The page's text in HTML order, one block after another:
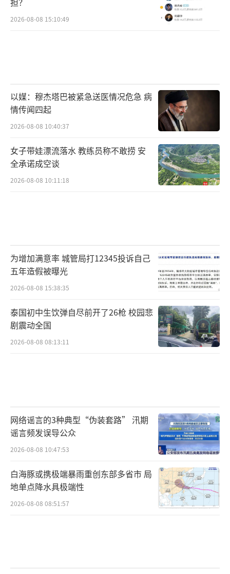
派生鲜档口的景象。
田螺的价格则要贵很多，带壳的每斤3元，
冻肉每斤10元。
常被用做嗦螺的环棱螺，价格更贵。张军
说，环棱螺他只卖粗加工好的，每斤14元。店
铺一侧搭的简易篷下，9位女工正围坐着挑螺
肉，蚊蝇乱飞，一位老年妇女的头发上还粘着
皮袋，脏兮兮的塑料筐里放着不同的冻螺肉，
敞露堆放在地上。“库里有100多吨”，张军随
手拿起一大板福寿螺冻肉，有些还带有发红的
卵巢残块，“要多少有多少，十吨二十吨，随
便你说。”张军称，福寿螺因为价格过于便
宜，在当地根本没人养殖，河沟渠塘随处可
捞，一年四季都有，冬天量少。
者一再坚持，张军叫来了合伙人赵明明（化
名），开货车载记者去厂里参观。
车在乡道穿梭，记者见到一些沟壁上挂满
了粉色卵团。“这就是福寿螺的卵。”赵明明
称，各种淡水螺他们卖了十来年。近年来，田
螺数量减少，野外水域的福寿螺越来越多。带
2026-08-08 15:10:49
以媒：穆杰塔巴被紧急送医情况危急 病
情传闻四起
2026-08-08 10:40:37
女子带娃漂流落水 教练员称不敢捞 安
全承诺成空谈
2026-08-08 10:11:18
为增加满意率 城管局打12345投诉自己
五年造假被曝光
2026-08-08 15:38:35
泰国初中生饮弹自尽前开了26枪 校园悲
剧震动全国
2026-08-08 08:13:11
网络谣言的3种典型“伪装套路” 汛期
谣言频发误导公众
2026-08-08 10:47:53
白海豚或携极端暴雨重创东部多省市 局
地单点降水具极端性
2026-08-08 08:51:57